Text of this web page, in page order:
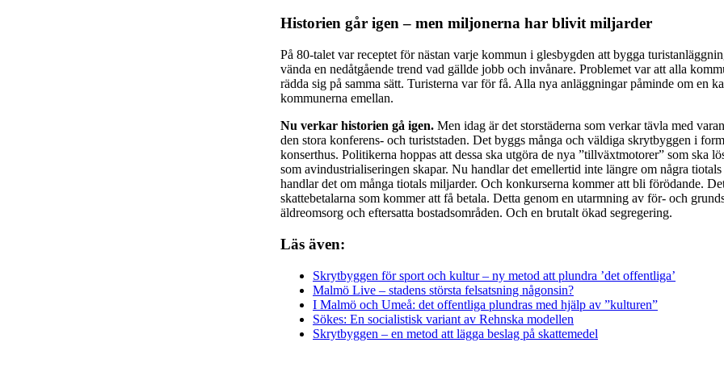
Historien går igen – men miljonerna har blivit miljarder
På 80-talet var receptet för nästan varje kommun i glesbygden att bygga
vända en nedåtgående trend vad gällde jobb och invånare. Problemet var att alla
rädda sig på samma sätt. Turisterna var för få. Alla nya anläggningar påminde om en
kommunerna emellan.
Nu verkar historien gå igen. Men idag är det storstäderna som verkar tävla med
den stora konferens- och turiststaden. Det byggs många och väldiga skrytbyggen i
konserthus. Politikerna hoppas att dessa ska utgöra de nya ”tillväxtmotorer” som ska
som avindustrialiseringen skapar. Nu handlar det emellertid inte längre om några
handlar det om många tiotals miljarder. Och konkurserna kommer att bli förödande.
skattebetalarna som kommer att få betala. Detta genom en utarmning av för- och
äldreomsorg och eftersatta bostadsområden. Och en brutalt ökad segregering.
Läs även:
Skrytbyggen för sport och kultur – ny metod att plundra ’det offentliga’
Malmö Live – stadens största felsatsning någonsin?
I Malmö och Umeå: det offentliga plundras med hjälp av ”kulturen”
Sökes: En socialistisk variant av Rehnska modellen
Skrytbyggen – en metod att lägga beslag på skattemedel